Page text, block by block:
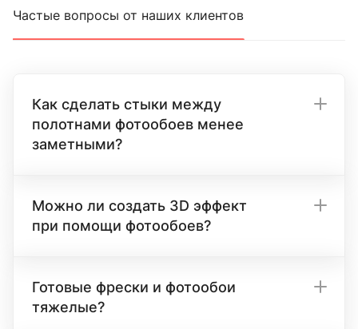
Частые вопросы от наших клиентов
Как сделать стыки между
полотнами фотообоев менее
заметными?
Можно ли создать 3D эффект
при помощи фотообоев?
Готовые фрески и фотообои
тяжелые?